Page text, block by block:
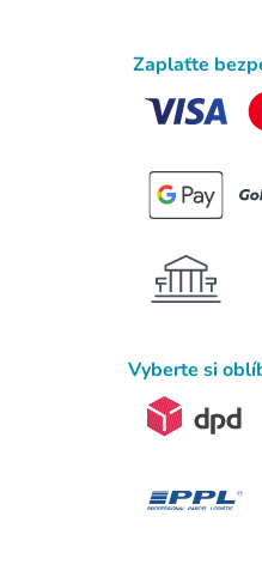
Zaplaťte
Vyberte si